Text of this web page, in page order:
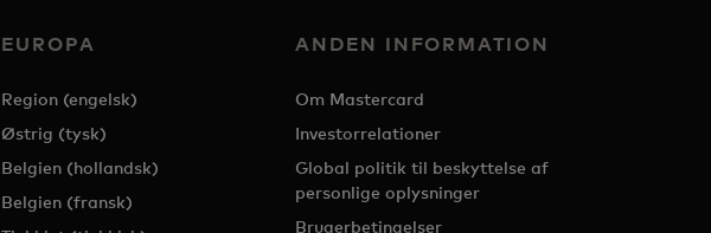
EUROPA
Region (engelsk)
Østrig (tysk)
Belgien (hollandsk)
Belgien (fransk)
ANDEN INFORMATION
Om Mastercard
Investorrelationer
Global politik til beskyttelse af
personlige oplysninger
Brugerbetingelser